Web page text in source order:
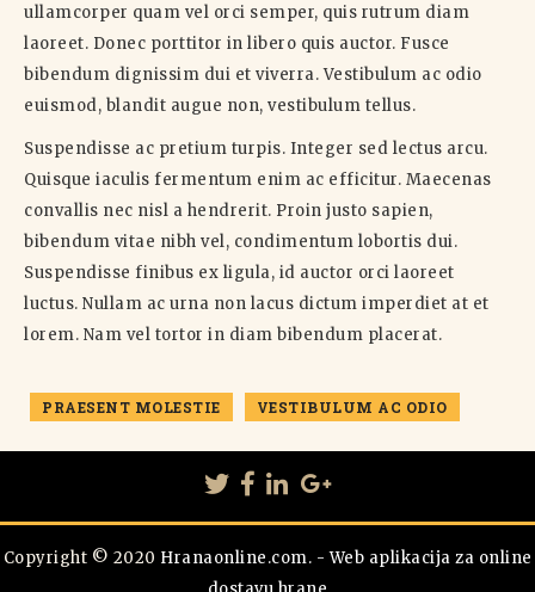
ullamcorper quam vel orci semper, quis rutrum diam
laoreet. Donec porttitor in libero quis auctor. Fusce
bibendum dignissim dui et viverra. Vestibulum ac odio
euismod, blandit augue non, vestibulum tellus.
Suspendisse ac pretium turpis. Integer sed lectus arcu.
Quisque iaculis fermentum enim ac efficitur. Maecenas
convallis nec nisl a hendrerit. Proin justo sapien,
bibendum vitae nibh vel, condimentum lobortis dui.
Suspendisse finibus ex ligula, id auctor orci laoreet
luctus. Nullam ac urna non lacus dictum imperdiet at et
lorem. Nam vel tortor in diam bibendum placerat.
PRAESENT MOLESTIE VESTIBULUM AC ODIO
Copyright © 2020 Hranaonline.com. - Web aplikacija za online
Kako bi vam omogućili bolje korisničko iskustvo, ova